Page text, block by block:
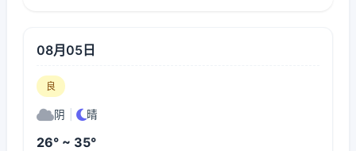
08月05日
良
阴 晴
26° ~ 35°